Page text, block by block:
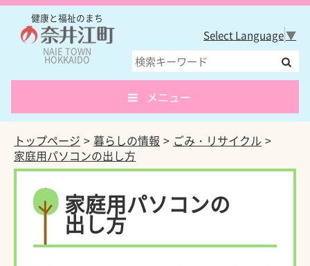
健康と福祉のまち
NAIE TOWN
HOKKAIDO
Select Language▼
メニュー
トップページ 暮らしの情報
ごみ・リサイクル
家庭用パソコンの出し方
家庭用パソコンの
出し方